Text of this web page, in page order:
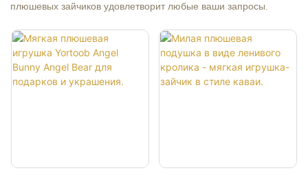
плюшевых зайчиков удовлетворит любые ваши запросы.